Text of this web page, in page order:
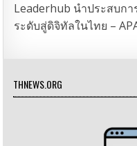
Leaderhub นำประสบก
ระดับสู่ดิจิทัลในไทย –
THNEWS.ORG